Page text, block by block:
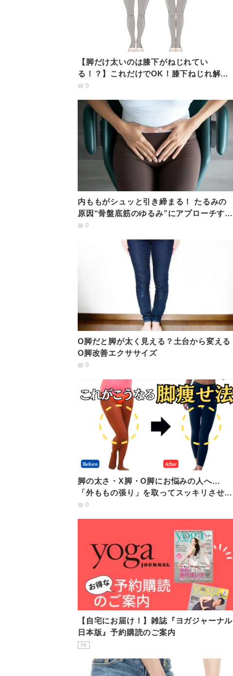
【脚だけ太いのは膝下がねじれてい
る！？】これだけでOK！膝下ねじれ解消
トレ
0
内ももがシュッと引き締まる！ たるみの
原因“骨盤底筋のゆるみ”にアプローチする
「ながら時短トレ」
0
O脚だと脚が太く見える？土台から変える
O脚改善エクササイズ
0
脚の太さ・X脚・O脚にお悩みの人へ…
「外ももの張り」を取ってスッキリさせる
集中ストレッチ
0
【自宅にお届け！】雑誌『ヨガジャーナル
日本版』予約購読のご案内
PR